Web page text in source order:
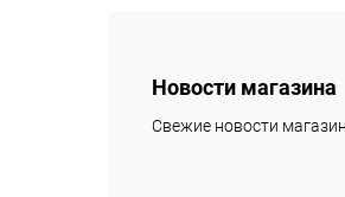
Новости магазина
Свежие новости